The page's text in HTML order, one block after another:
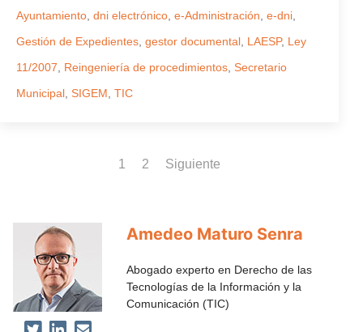
Ayuntamiento dni electrónico e-Administración e-dni
Gestión de Expedientes gestor documental LAESP, Ley
11/2007
Reingeniería de procedimientos Secretario
Municipal SIGEM TIC
1 2 Siguiente
Amedeo Maturo Senra
Abogado experto en Derecho de las
Tecnologías de la Información y la
Comunicación (TIC)